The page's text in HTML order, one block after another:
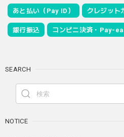
あと払い（Pay ID） クレジット
銀行振込 コンビニ決済・Pay-
SEARCH
NOTICE